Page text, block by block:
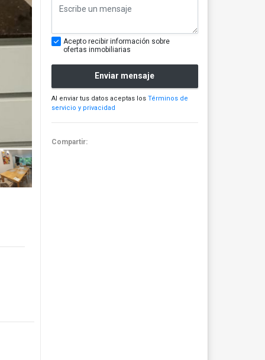
Acepto recibir información sobre
ofertas inmobiliarias
Enviar mensaje
Al enviar tus datos aceptas los Términos de
servicio y privacidad
Compartir: